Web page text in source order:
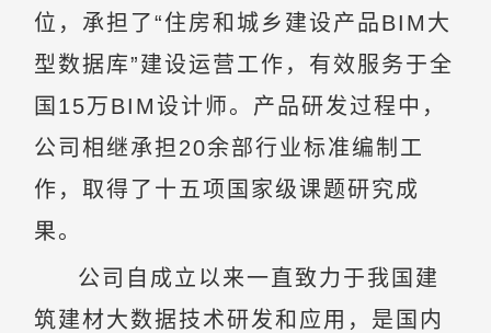
位，承担了“住房和城乡建设产品BIM大
型数据库”建设运营工作，有效服务于全
国15万BIM设计师。产品研发过程中，
公司相继承担20余部行业标准编制工
作，取得了十五项国家级课题研究成
果。
公司自成立以来一直致力于我国建
筑建材大数据技术研发和应用，是国内